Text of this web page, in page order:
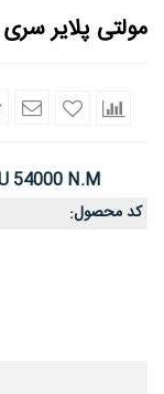
مولتی پلایر سری ALU 54000 گدور GEDORE آلمان
54000 N.m
کد محصول: